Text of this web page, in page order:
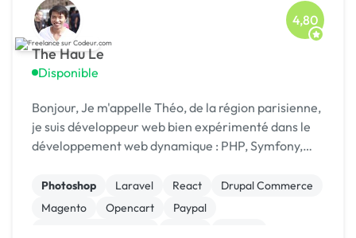
The Hau Le
Disponible
4,80
Bonjour, Je m'appelle Théo, de la région parisienne,
je suis développeur web bien expérimenté dans le
développement web dynamique : PHP, Symfony,
React Native, NextJS, Prisma... et CMS comme
Wordpre...
Photoshop Laravel React
Drupal Commerce
Magento
Opencart
Paypal